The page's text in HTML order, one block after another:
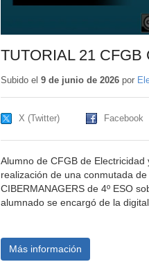
TUTORIAL 21 CFGB
Subido el 9 de junio de 2026por
X (Twitter) Facebook
Alumno de CFGB de
realización de una conmutada
CIBERMANAGERS de 4º ESO
alumnado se encargó de la
Más información